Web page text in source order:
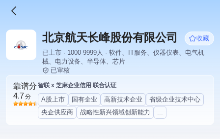
北京航天长峰股份有限公司
收藏
已上市 · 1000-9999人 · 软件、IT服务、仪器仪表、电气机
械、电力设备、半导体、芯片
已审核
靠谱分
4.7 分
智联 x 芝麻企业信用 联合认证
A股上市 国有企业 高新技术企业
省级企业技术中心
央企供应商
战略性新兴领域创新能力 ...